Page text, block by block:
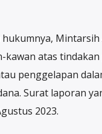
kawan atas
penggelapan
Surat laporan
2023.